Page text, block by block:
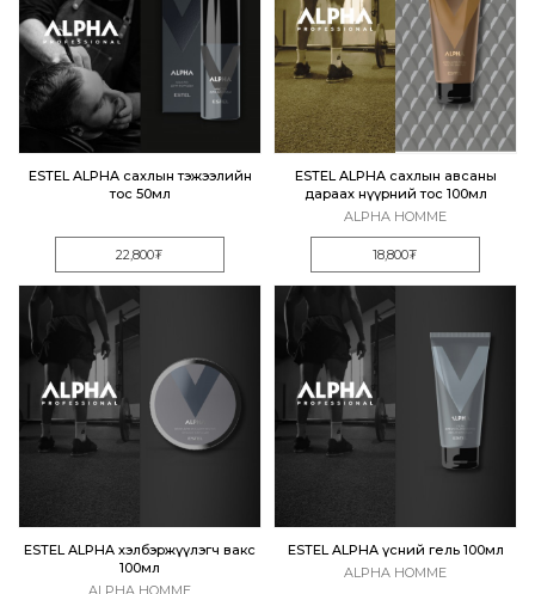
ESTEL ALPHA сахлын тэжээлийн
тос 50мл
22,800₮
ALPHA HOMME
ESTEL ALPHA сахлын авсаны
дараах нүүрний тос 100мл
18,800₮
ALPHA HOMME
ESTEL ALPHA хэлбэржүүлэгч вакс
100мл
ALPHA HOMME
ESTEL ALPHA үсний гель 100мл